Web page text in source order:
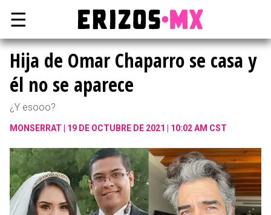
☰
Hija de Omar Chaparro se casa y
él no se aparece
¿Y esooo?
MONSERRAT 19 DE OCTUBRE DE 2021 | 10:02 AM CST